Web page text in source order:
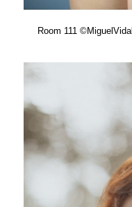
Room 111 ©MiguelVidal